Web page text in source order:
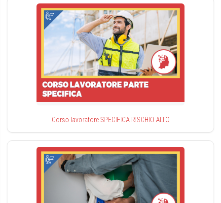
Corso lavoratore SPECIFICA RISCHIO ALTO